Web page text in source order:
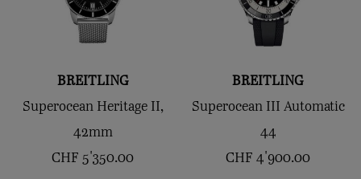
BREITLING
Superocean Heritage II,
42mm
CHF 5'350.00
BREITLING
Superocean III Automatic
44
CHF 4'900.00